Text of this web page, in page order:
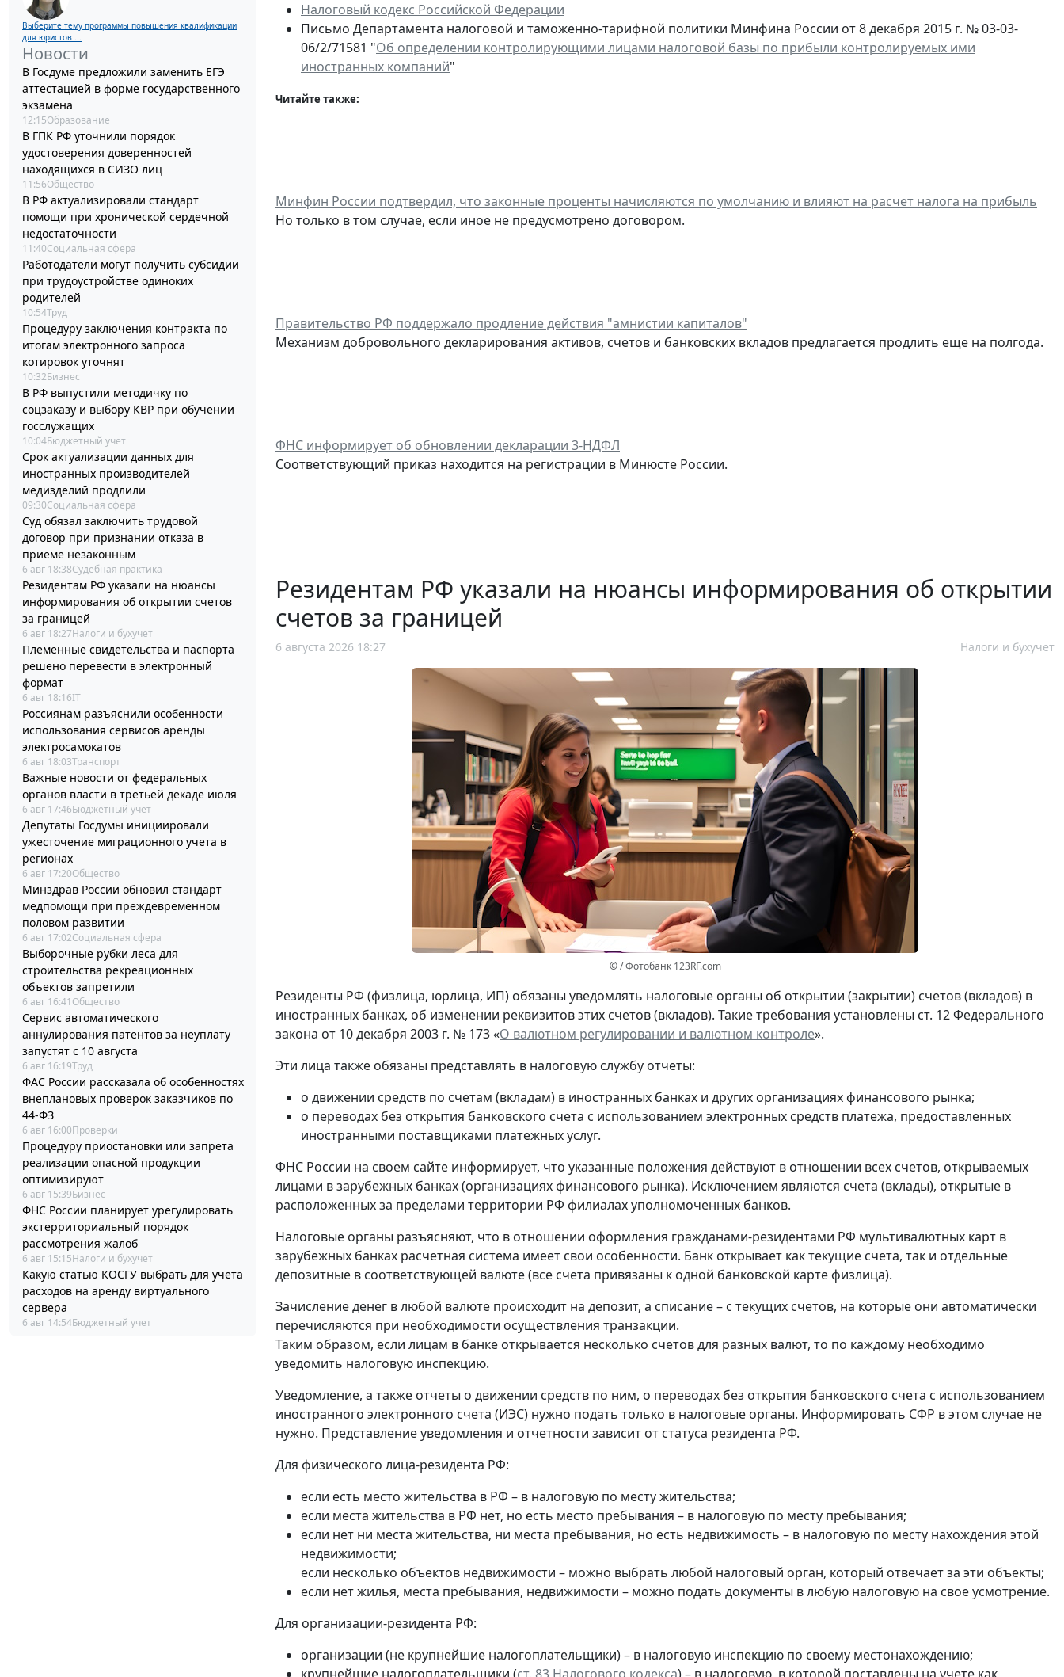
Выберите тему программы повышения квалификации
для юристов ...
Новости
В Госдуме предложили заменить ЕГЭ
аттестацией в форме государственного
экзамена
12:15Образование
В ГПК РФ уточнили порядок
удостоверения доверенностей
находящихся в СИЗО лиц
11:56Общество
В РФ актуализировали стандарт
помощи при хронической сердечной
недостаточности
11:40Социальная сфера
Работодатели могут получить субсидии
при трудоустройстве одиноких
родителей
10:54Труд
Процедуру заключения контракта по
итогам электронного запроса
котировок уточнят
10:32Бизнес
В РФ выпустили методичку по
соцзаказу и выбору КВР при обучении
госслужащих
10:04Бюджетный учет
Срок актуализации данных для
иностранных производителей
медизделий продлили
09:30Социальная сфера
Суд обязал заключить трудовой
договор при признании отказа в
приеме незаконным
6 авг 18:38Судебная практика
Резидентам РФ указали на нюансы
информирования об открытии счетов
за границей
6 авг 18:27Налоги и бухучет
Племенные свидетельства и паспорта
решено перевести в электронный
формат
6 авг 18:16IT
Россиянам разъяснили особенности
использования сервисов аренды
электросамокатов
6 авг 18:03Транспорт
Важные новости от федеральных
органов власти в третьей декаде июля
6 авг 17:46Бюджетный учет
Депутаты Госдумы инициировали
ужесточение миграционного учета в
регионах
6 авг 17:20Общество
Минздрав России обновил стандарт
медпомощи при преждевременном
половом развитии
6 авг 17:02Социальная сфера
Выборочные рубки леса для
строительства рекреационных
объектов запретили
6 авг 16:41 Общество
Сервис автоматического
аннулирования патентов за неуплату
запустят с 10 августа
6 авг 16:19Труд
ФАС России рассказала об особенностях
внеплановых проверок заказчиков по
44-ФЗ
6 авг 16:00Проверки
Процедуру приостановки или запрета
реализации опасной продукции
оптимизируют
6 авг 15:39Бизнес
ФНС России планирует урегулировать
экстерриториальный порядок
рассмотрения жалоб
6 авг 15:15Налоги и бухучет
Какую статью КОСГУ выбрать для учета
расходов на аренду виртуального
сервера
6 авг 14:54Бюджетный учет
Налоговый кодекс Российской Федерации
Письмо Департамента налоговой и таможенно-тарифной политики Минфина России от 8 декабря 2015 г. № 03-03-
06/2/71581 "Об определении контролирующими лицами налоговой базы по прибыли контролируемых ими
иностранных компаний"
Читайте также:
Минфин России подтвердил, что законные проценты начисляются по умолчанию и влияют на расчет налога на прибыль
Но только в том случае, если иное не предусмотрено договором.
Правительство РФ поддержало продление действия "амнистии капиталов"
Механизм добровольного декларирования активов, счетов и банковских вкладов предлагается продлить еще на полгода.
ФНС информирует об обновлении декларации 3-НДФЛ
Соответствующий приказ находится на регистрации в Минюсте России.
Резидентам РФ указали на нюансы информирования об открытии
счетов за границей
6 августа 2026 18:27 Налоги и бухучет
© / Фотобанк 123RF.com
Резиденты РФ (физлица, юрлица, ИП) обязаны уведомлять налоговые органы об открытии (закрытии) счетов (вкладов) в
иностранных банках, об изменении реквизитов этих счетов (вкладов). Такие требования установлены ст. 12 Федерального
закона от 10 декабря 2003 г. № 173 «О валютном регулировании и валютном контроле».
Эти лица также обязаны представлять в налоговую службу отчеты:
о движении средств по счетам (вкладам) в иностранных банках и других организациях финансового рынка;
о переводах без открытия банковского счета с использованием электронных средств платежа, предоставленных
иностранными поставщиками платежных услуг.
ФНС России на своем сайте информирует, что указанные положения действуют в отношении всех счетов, открываемых
лицами в зарубежных банках (организациях финансового рынка). Исключением являются счета (вклады), открытые в
расположенных за пределами территории РФ филиалах уполномоченных банков.
Налоговые органы разъясняют, что в отношении оформления гражданами-резидентами РФ мультивалютных карт в
зарубежных банках расчетная система имеет свои особенности. Банк открывает как текущие счета, так и отдельные
депозитные в соответствующей валюте (все счета привязаны к одной банковской карте физлица).
Зачисление денег в любой валюте происходит на депозит, а списание – с текущих счетов, на которые они автоматически
перечисляются при необходимости осуществления транзакции.
Таким образом, если лицам в банке открывается несколько счетов для разных валют, то по каждому необходимо
уведомить налоговую инспекцию.
Уведомление, а также отчеты о движении средств по ним, о переводах без открытия банковского счета с использованием
иностранного электронного счета (ИЭС) нужно подать только в налоговые органы. Информировать СФР в этом случае не
нужно. Представление уведомления и отчетности зависит от статуса резидента РФ.
Для физического лица-резидента РФ:
если есть место жительства в РФ – в налоговую по месту жительства;
если места жительства в РФ нет, но есть место пребывания – в налоговую по месту пребывания;
если нет ни места жительства, ни места пребывания, но есть недвижимость – в налоговую по месту нахождения этой
недвижимости;
если несколько объектов недвижимости – можно выбрать любой налоговый орган, который отвечает за эти объекты;
если нет жилья, места пребывания, недвижимости – можно подать документы в любую налоговую на свое усмотрение.
Для организации-резидента РФ:
организации (не крупнейшие налогоплательщики) – в налоговую инспекцию по своему местонахождению;